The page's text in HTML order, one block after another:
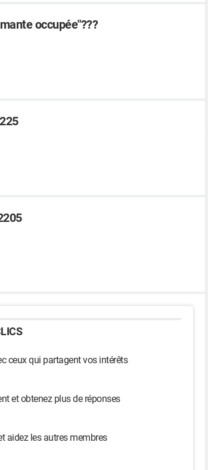
occupée"???
ceux qui partagent vos intérêts
et obtenez plus de réponses
aidez les autres membres